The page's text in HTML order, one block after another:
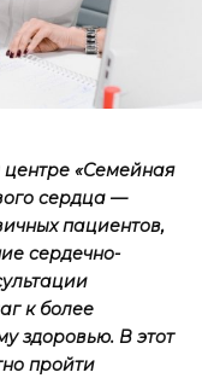
«Семейная
сердца —
пациентов,
сердечно-
к более
здоровью. В этот
пройти